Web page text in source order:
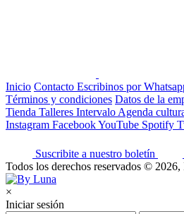
Inicio Contacto Escribinos por
Términos y condiciones Datos de la
Tienda Talleres Intervalo Agenda
Instagram FacebookYouTube Spotify
Suscribite a nuestro boletín
Todos los derechos reservados ©
×
Iniciar sesión